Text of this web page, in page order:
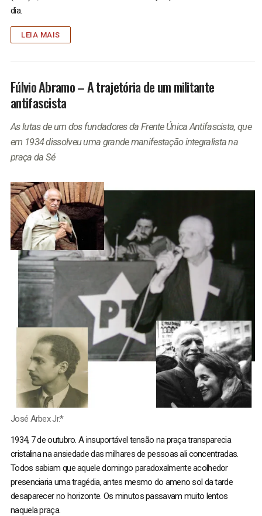
dia.
LEIA MAIS
Fúlvio Abramo – A trajetória de um militante
antifascista
As lutas de um dos fundadores da Frente Única Antifascista, que
em 1934 dissolveu uma grande manifestação integralista na
praça da Sé
José Arbex Jr.*
1934, 7 de outubro. A insuportável tensão na praça transparecia
cristalina na ansiedade das milhares de pessoas ali concentradas.
Todos sabiam que aquele domingo paradoxalmente acolhedor
presenciaria uma tragédia, antes mesmo do ameno sol da tarde
desaparecer no horizonte. Os minutos passavam muito lentos
naquela praça.